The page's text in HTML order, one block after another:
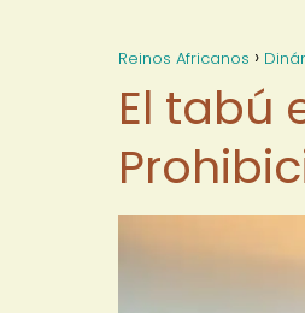
Reinos Africanos
El tabú